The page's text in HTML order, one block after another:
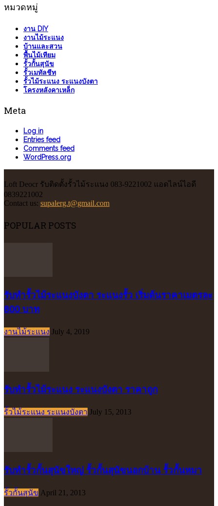
หมวดหมู่
งาน DIY
งานไม้ระแนง
บ้านและสวน
พื้นไม้เทียม
รั้วกั้นสุนัข
รั้วเมทัลชีท
รั้วไม้ระแนง ระแนงบังตา
โครงหลังคาเหล็ก
Meta
Log in
Entries feed
Comments feed
WordPress.org
Loft Deocr รับติดตั้งรั้วไม้ระแนง 083-9221002 แอดไลน์ไอดี
0839221002
Contact us: supalerg.t@gmail.com
POPULAR POSTS
รับทำรั้วไม้ระแนงบังตา ระแนงรั้ว เริ่มต้นราคาเมตรละ
800 บาท
งานไม้ระแนง July 4, 2019
รับทำรั้วไม้ระแนง ระแนงบังตา ราคาถูก
รั้วไม้ระแนง ระแนงบังตา July 15, 2013
รับทำรั้วกั้นสุนัขใหญ่ รั้วกั้นสุนัขนอกบ้าน รั้วกั้นหมา
รั้วกั้นสุนัข April 21, 2013